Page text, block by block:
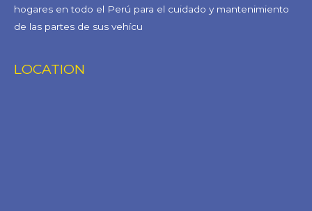
hogares en todo el Perú para el cuidado y mantenimiento
de las partes de sus vehícu
LOCATION